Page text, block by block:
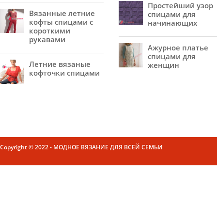
Вязанные летние
кофты спицами с
короткими
рукавами
Летние вязаные
кофточки спицами
Простейший узор
спицами для
начинающих
Ажурное платье
спицами для
женщин
Copyright © 2022 - МОДНОЕ ВЯЗАНИЕ ДЛЯ ВСЕЙ СЕМЬИ